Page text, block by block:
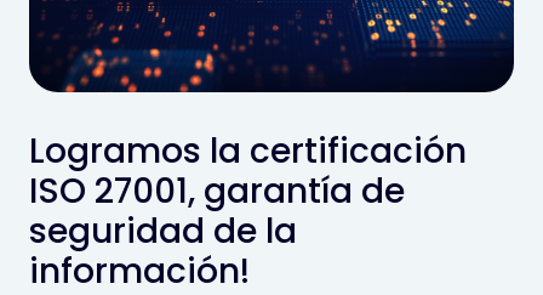
Logramos la certificación
ISO 27001, garantía de
seguridad de la
información!